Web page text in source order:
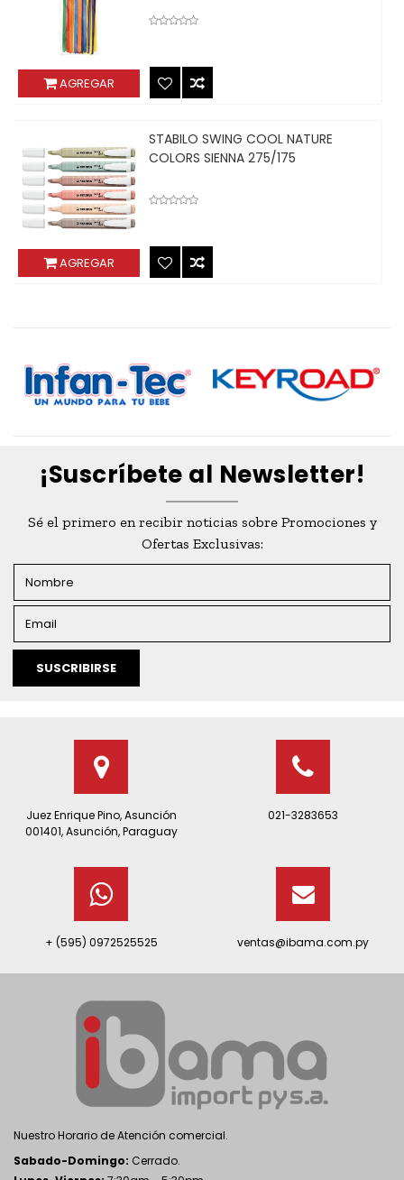
AGREGAR
AGREGAR
STABILO SWING COOL NATURE
COLORS SIENNA 275/175
¡Suscríbete al Newsletter!
Sé el primero en recibir noticias sobre Promociones y
Ofertas Exclusivas:
SUSCRIBIRSE
Juez Enrique Pino, Asunción
001401, Asunción, Paraguay
021-3283653
+ (595) 0972525525 ventas@ibama.com.py
Nuestro Horario de Atención comercial.
Sabado-Domingo: Cerrado.